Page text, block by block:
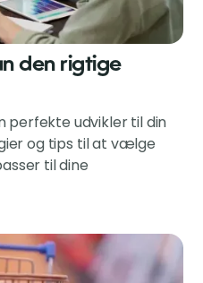
den rigtige
perfekte udvikler til din
og tips til at vælge
til dine